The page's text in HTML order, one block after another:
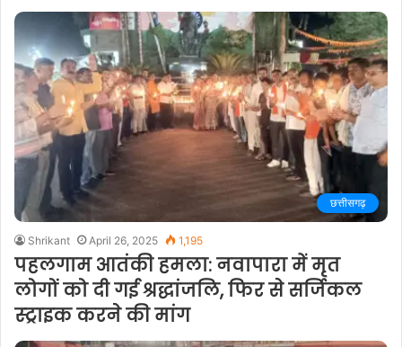
छत्तीसगढ़
Shrikant April 26, 2025 1,195
पहलगाम आतंकी हमला: नवापारा में मृत
लोगों को दी गई श्रद्धांजलि, फिर से सर्जिकल
स्ट्राइक करने की मांग